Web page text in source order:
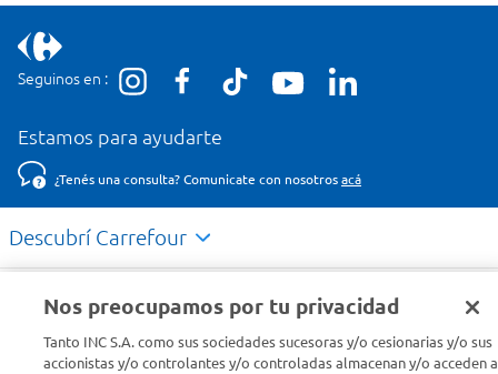
Seguinos en :
Estamos para ayudarte
¿Tenés una consulta? Comunicate con nosotros acá
Descubrí Carrefour
Conocenos
Info útil
Nos preocupamos por tu privacidad
Tanto INC S.A. como sus sociedades sucesoras y/o cesionarias y/o sus
accionistas y/o controlantes y/o controladas almacenan y/o acceden a